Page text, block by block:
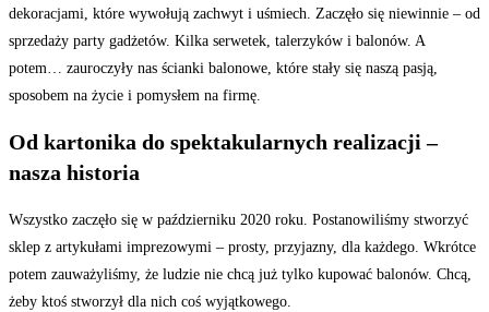
dekoracjami, które wywołują zachwyt i uśmiech. Zaczęło się niewinnie – od
sprzedaży party gadżetów. Kilka serwetek, talerzyków i balonów. A
potem… zauroczyły nas ścianki balonowe, które stały się naszą pasją,
sposobem na życie i pomysłem na firmę.
Od kartonika do spektakularnych realizacji –
nasza historia
Wszystko zaczęło się w październiku 2020 roku. Postanowiliśmy stworzyć
sklep z artykułami imprezowymi – prosty, przyjazny, dla każdego. Wkrótce
potem zauważyliśmy, że ludzie nie chcą już tylko kupować balonów. Chcą,
żeby ktoś stworzył dla nich coś wyjątkowego.